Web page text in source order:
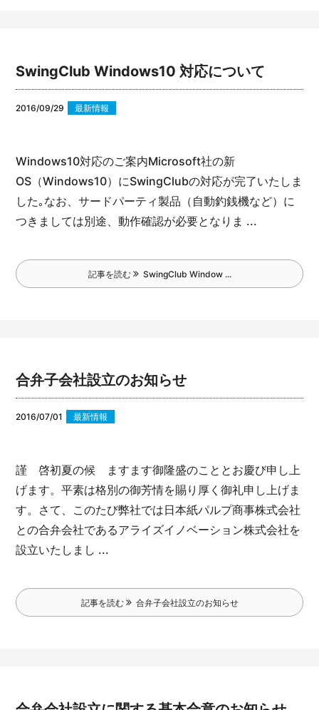
SwingClub Windows10 対応について
2016/09/29 最新情報
Windows10対応のご案内Microsoft社の新
OS（Windows10）にSwingClubの対応が完了いたしま
した｡ なお、サードパーティ製品（自動釣銭機など）に
つきましては別途、動作確認が必要となりま ...
記事を読む SwingClub Window ...
合弁子会社設立のお知らせ
2016/07/01 最新情報
謹 啓初夏の候 ますます御隆盛のこととお慶び申し上
げます。平素は格別の御芳情を賜り厚く御礼申し上げま
す。 さて、このたび弊社では日本紙パルプ商事株式会社
との合弁会社であるアライズイノベーション株式会社を
設立いたしまし ...
記事を読む 合弁子会社設立のお知らせ